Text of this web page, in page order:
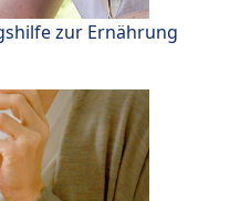
zur Ernährung